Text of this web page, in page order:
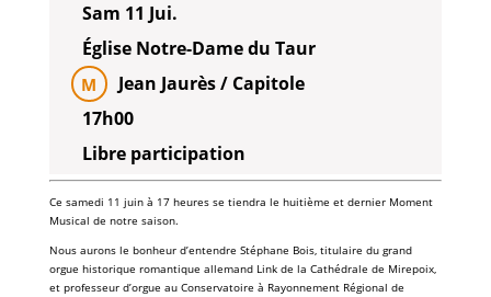
Sam 11 Jui.
Église Notre-Dame du Taur
M
Jean Jaurès / Capitole
17h00
Libre participation
Ce samedi 11 juin à 17 heures se tiendra le huitième et dernier Moment
Musical de notre saison.
Nous aurons le bonheur d’entendre Stéphane Bois, titulaire du grand
orgue historique romantique allemand Link de la Cathédrale de Mirepoix,
et professeur d’orgue au Conservatoire à Rayonnement Régional de